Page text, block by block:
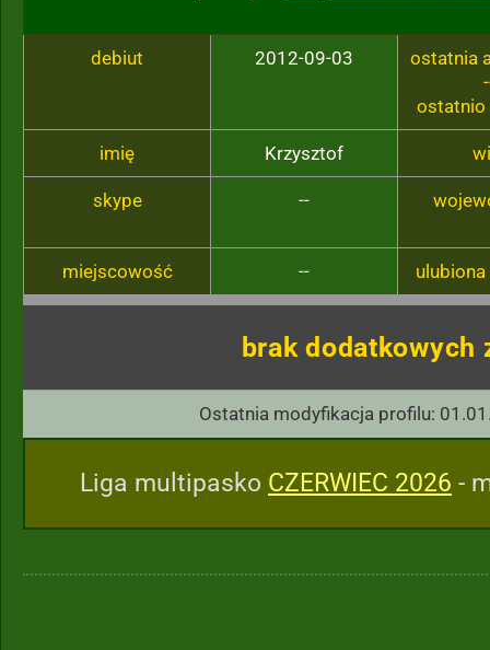
debiut 2012-09-03
ostatnia
ostatnio
imię Krzysztof
skype --
miejscowość --
brak dodatkowych
Ostatnia modyfikacja profilu:
Liga multipasko CZERWIEC 2026 -